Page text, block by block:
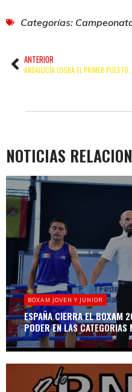
Categorías:
ANTERIOR
NOTICIAS
BOXAM JOVEN Y JUNIOR
ESPAÑA CIERRA EL BOXAM
PODER EN LAS CATEGORIAS